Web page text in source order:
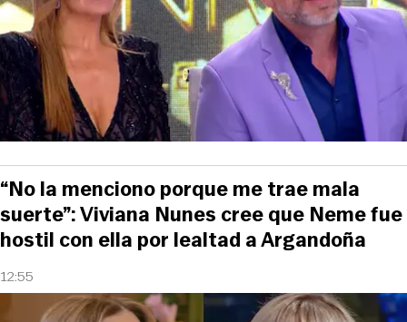
12:55
“No la menciono porque me trae mala
suerte”: Viviana Nunes cree que Neme fue
hostil con ella por lealtad a Argandoña